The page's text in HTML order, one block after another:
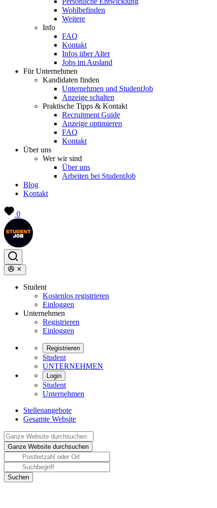
Wohlbefinden
Weitere
Info
FAQ
Kontakt
Infos über Alter
Jobs im Ausland
Für Unternehmen
Kandidaten finden
Unternehmen und StudentJob
Anzeige schalten
Praktische Tipps & Kontakt
Recruitment Guide
Anzeige optimieren
FAQ
Kontakt
Über uns
Wer wir sind
Über uns
Arbeiten bei StudentJob
Blog
Kontakt
0
Student
Kostenlos registrieren
Einloggen
Unternehmen
Registrieren
Einloggen
Registrieren
Student
UNTERNEHMEN
Login
Student
Unternehmen
Stellenangebote
Gesamte Website